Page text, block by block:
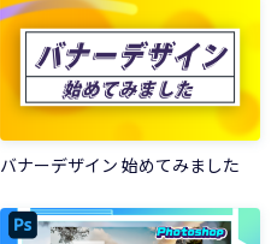
バナーデザイン 始めてみました